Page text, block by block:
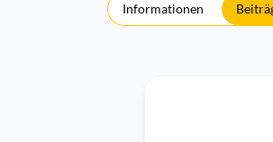
Informationen